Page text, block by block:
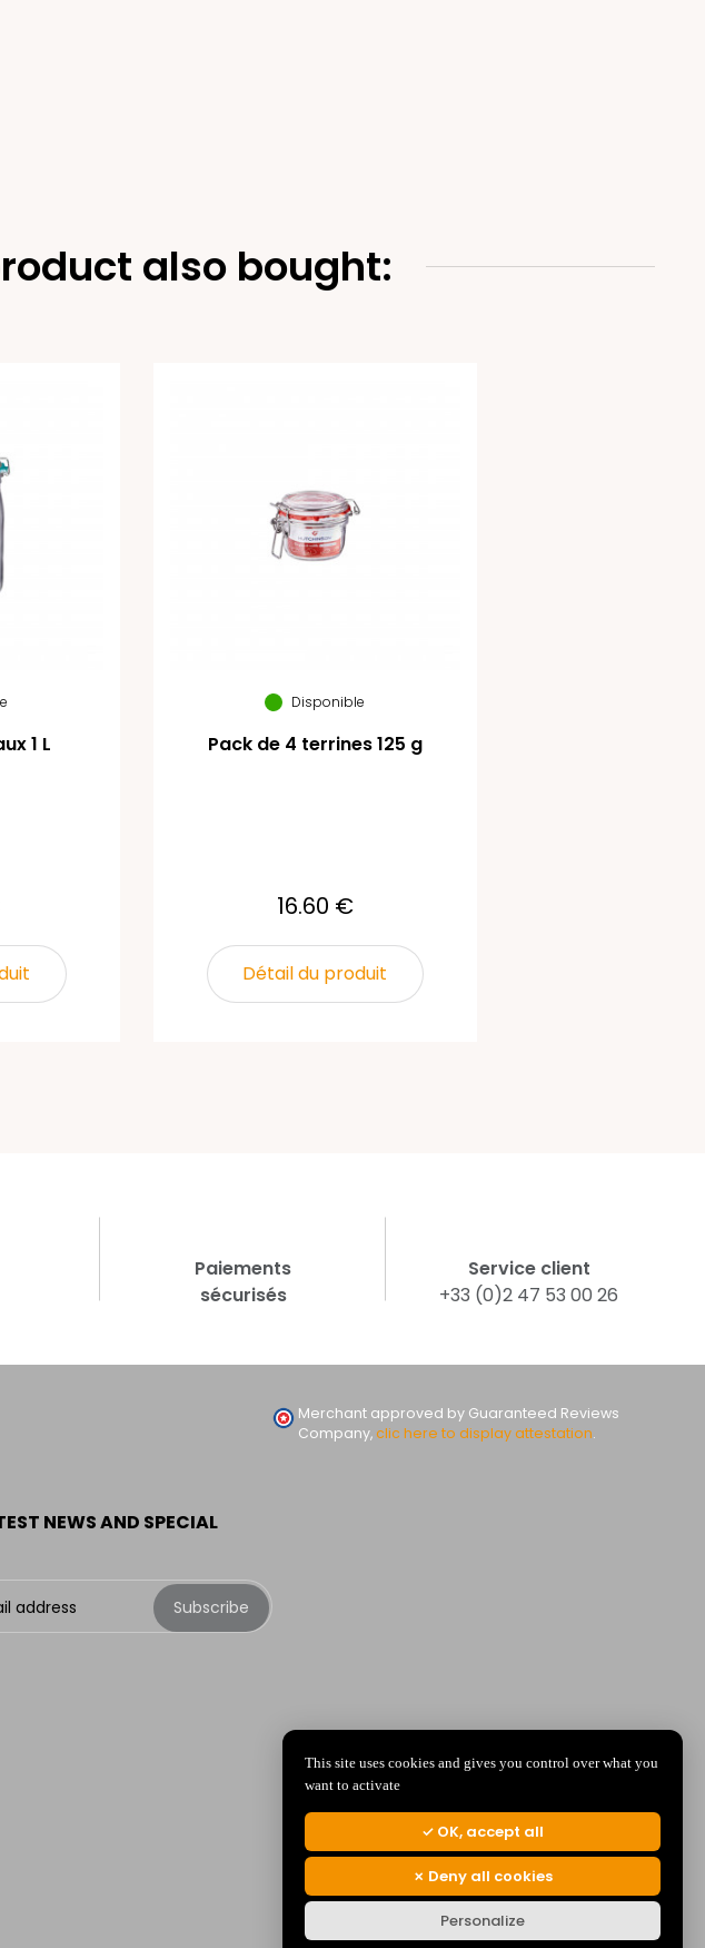
also bought:
1 L
Disponible
Pack de 4 terrines 125 g
16.60 €
Détail du produit
Paiements
sécurisés
Service client
+33 (0)2 47 53 00 26
NEWS AND SPECIAL
Subscribe
Merchant approved by Guaranteed Reviews
Company,clic here to display attestation.
This site uses cookies and gives you control over what you
want to activate
OK, accept all
Deny all cookies
Personalize